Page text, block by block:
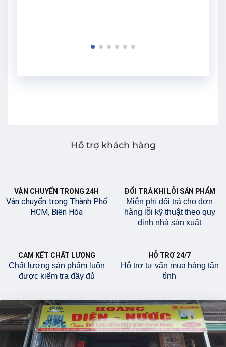
Hỗ trợ khách hàng
VẬN CHUYỂN TRONG 24H
Vận chuyển trong Thành Phố
HCM, Biên Hòa
ĐỔI TRẢ KHI LỖI SẢN PHẨM
Miễn phí đổi trả cho đơn
hàng lỗi kỹ thuật theo quy
định nhà sản xuất
CAM KẾT CHẤT LƯỢNG
Chất lượng sản phẩm luôn
được kiểm tra đầy đủ
HỖ TRỢ 24/7
Hỗ trợ tư vấn mua hàng tận
tình